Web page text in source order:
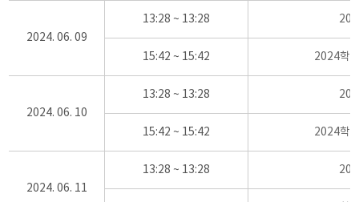
2024. 06. 09
13:28 ~ 13:28
15:42 ~ 15:42 2024학
2024. 06. 10
13:28 ~ 13:28
15:42 ~ 15:42 2024학
2024. 06. 11
13:28 ~ 13:28